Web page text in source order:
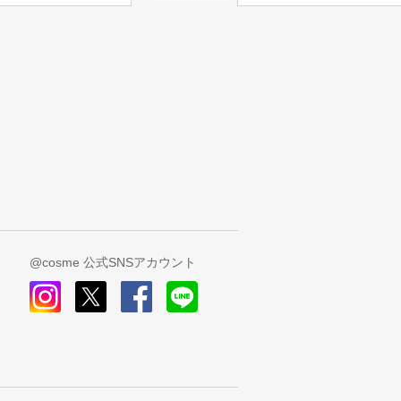
@cosme 公式SNSアカウント